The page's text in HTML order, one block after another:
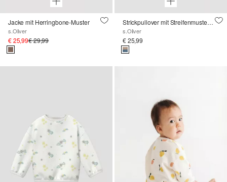
Jacke mit Herringbone-Muster
s.Oliver
€ 25,99€ 29,99
Strickpullover mit Streifenmuster und Brusttasche
s.Oliver
€ 25,99